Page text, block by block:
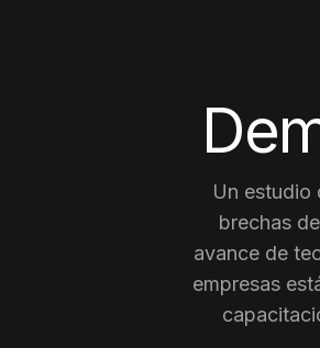
Un estudio
brechas
avance de
empresas